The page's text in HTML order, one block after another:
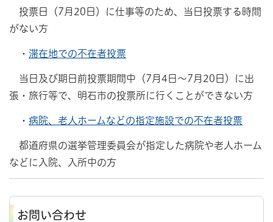
投票日（7月20日）に仕事等のため、当日投票する時間
がない方
・ 滞在地での不在者投票
当日及び期日前投票期間中（7月4日～7月20日）に出
張・旅行等で、明石市の投票所に行くことができない方
・ 病院、老人ホームなどの指定施設での不在者投票
都道府県の選挙管理委員会が指定した病院や老人ホーム
などに入院、入所中の方
お問い合わせ